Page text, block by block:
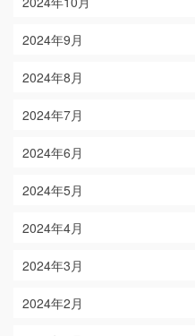
2024年9月
2024年8月
2024年7月
2024年6月
2024年5月
2024年4月
2024年3月
2024年2月